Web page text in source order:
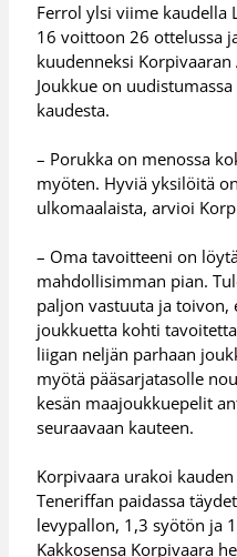
Ferrol ylsi viime kaudella
16 voittoon 26 ottelussa
kuudenneksi
Joukkue on
kaudesta.
– Porukka on menossa
myöten. Hyviä yksilöitä
ulkomaalaista, arvioi
– Oma tavoitteeni on
mahdollisimman pian.
paljon vastuuta ja toivon,
joukkuetta kohti
liigan neljän parhaan
myötä pääsarjatasolle
kesän maajoukkuepelit
seuraavaan kauteen.
Korpivaara urakoi
Teneriffan paidassa
levypallon, 1,3 syötön ja
Kakkosensa Korpivaara